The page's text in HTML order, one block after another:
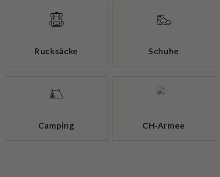
Rucksäcke Schuhe
Camping CH-Armee